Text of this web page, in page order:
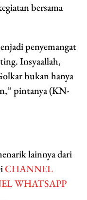
bersama
penyemangat
Insyaallah,
bukan hanya
pintanya (KN-
lainnya dari
CHANNEL
WHATSAPP